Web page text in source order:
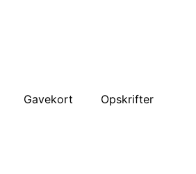
Gavekort Opskrifter